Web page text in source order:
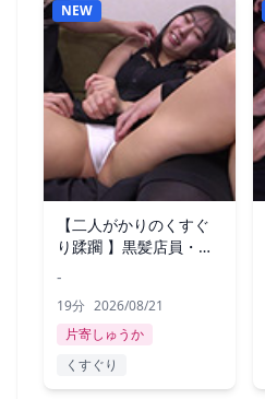
NEW
【二人がかりのくすぐ
り蹂躙 】黒髪店員・片
-
19分 2026/08/21
片寄しゅうか
くすぐり